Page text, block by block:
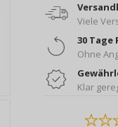
Viele
30 Tage
Ohne
Klar